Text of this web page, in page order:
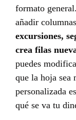
formato
añadir
excursiones,
crea filas
puedes
que la hoja sea
personalizada
qué se va tu